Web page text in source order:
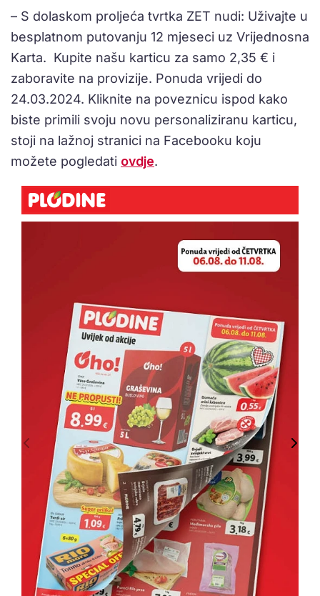
– S dolaskom proljeća tvrtka ZET nudi: Uživajte u
besplatnom putovanju 12 mjeseci uz Vrijednosna
Karta. Kupite našu karticu za samo 2,35 € i
zaboravite na provizije. Ponuda vrijedi do
24.03.2024. Kliknite na poveznicu ispod kako
biste primili svoju novu personaliziranu karticu,
stoji na lažnoj stranici na Facebooku koju
možete pogledati ovdje.